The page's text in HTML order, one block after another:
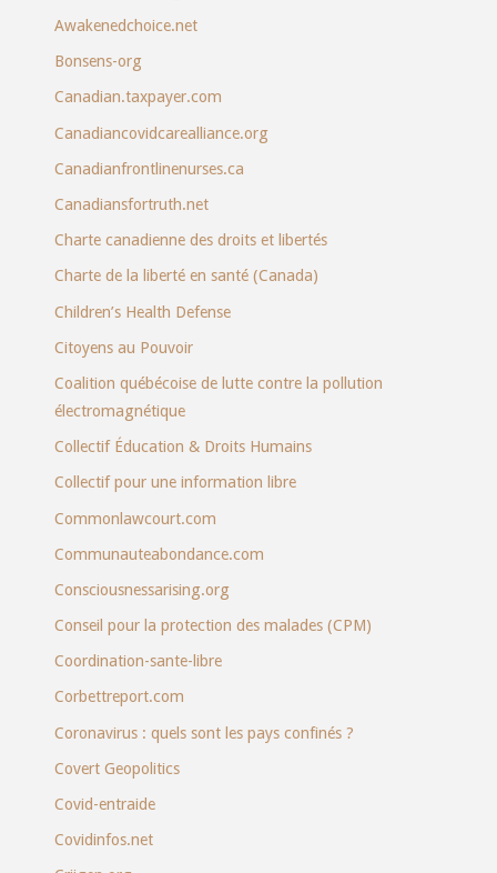
Awakenedchoice.net
Bonsens-org
Canadian.taxpayer.com
Canadiancovidcarealliance.org
Canadianfrontlinenurses.ca
Canadiansfortruth.net
Charte canadienne des droits et libertés
Charte de la liberté en santé (Canada)
Children’s Health Defense
Citoyens au Pouvoir
Coalition québécoise de lutte contre la pollution
électromagnétique
Collectif Éducation & Droits Humains
Collectif pour une information libre
Commonlawcourt.com
Communauteabondance.com
Consciousnessarising.org
Conseil pour la protection des malades (CPM)
Coordination-sante-libre
Corbettreport.com
Coronavirus : quels sont les pays confinés ?
Covert Geopolitics
Covid-entraide
Covidinfos.net